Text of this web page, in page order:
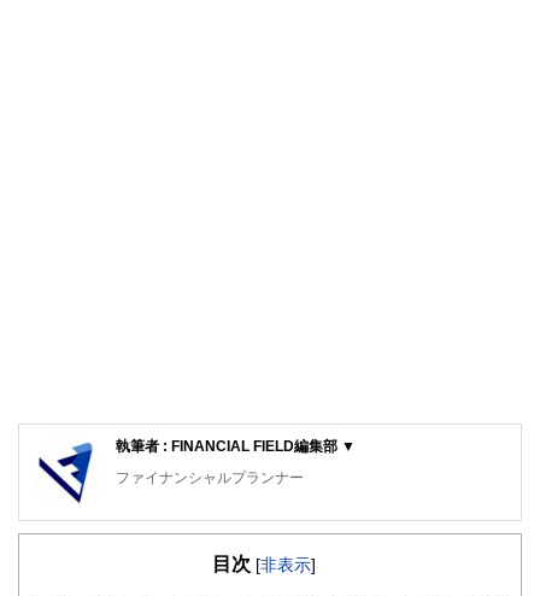
執筆者 : FINANCIAL FIELD編集部 ▼
ファイナンシャルプランナー
FinancialField編集部は、金融、経済に関する記事を、日々
知識がない方でも理解できるようわかりやすく発信していま
目次 [非表示]